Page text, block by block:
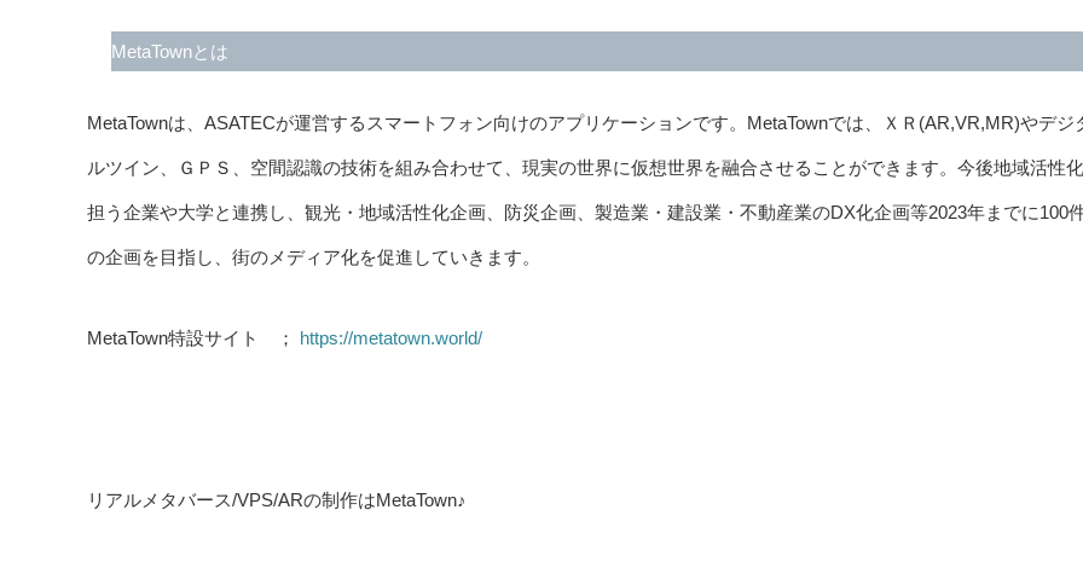
MetaTownとは
MetaTownは、ASATECが運営するスマートフォン向けのアプリケーションです。MetaTownでは、ＸＲ(AR,VR,MR)やデジ
ルツイン、ＧＰＳ、空間認識の技術を組み合わせて、現実の世界に仮想世界を融合させることができます。今後地域活性
担う企業や大学と連携し、観光・地域活性化企画、防災企画、製造業・建設業・不動産業のDX化企画等2023年までに100
の企画を目指し、街のメディア化を促進していきます。
MetaTown特設サイト ； https://metatown.world/
リアルメタバース/VPS/ARの制作はMetaTown♪